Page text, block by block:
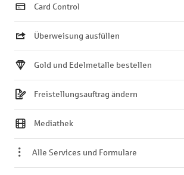
Card Control
Überweisung ausfüllen
Gold und Edelmetalle bestellen
Freistellungsauftrag ändern
Mediathek
Alle Services und Formulare